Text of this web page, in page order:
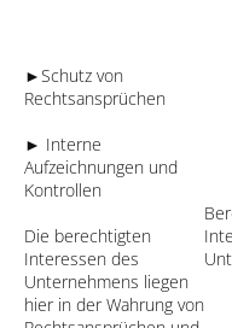
►Schutz von
Rechtsansprüchen
► Interne
Aufzeichnungen und
Kontrollen
Die berechtigten
Interessen des
Unternehmens liegen
hier in der Wahrung von